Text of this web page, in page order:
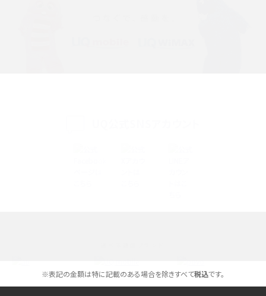
※表記の金額は特に記載のある場合を除きすべて税込です。